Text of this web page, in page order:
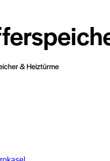
& Heiztürme